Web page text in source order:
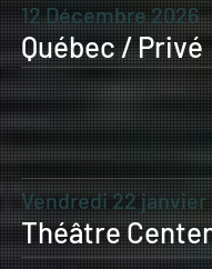
12 Décembre 2026
Québec / Privé
Vendredi 22 janvier
Théâtre